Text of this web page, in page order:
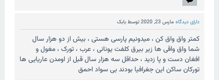
دارای دیدگاه مارس 23, 2020 توسطبابک
کمتر واق واق کن ، میدونیم پارسی هستی ، بیش از دو هزار سال
شما واق واقی ها زیر بیرق کلفت یونانی ، عرب ، تورک ، مغول و
افغان دست و پا زدید ، حداقل سه هزار سال قبل از اومدن عاریایی ها
تورکان ساکن این جغرافیا بودند بی سواد احمق